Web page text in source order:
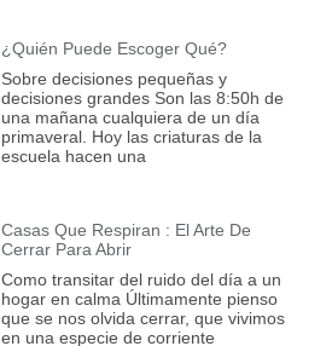
¿Quién Puede Escoger Qué?
Sobre decisiones pequeñas y
decisiones grandes Son las 8:50h de
una mañana cualquiera de un día
primaveral. Hoy las criaturas de la
escuela hacen una
Casas Que Respiran : El Arte De
Cerrar Para Abrir
Como transitar del ruido del día a un
hogar en calma Últimamente pienso
que se nos olvida cerrar, que vivimos
en una especie de corriente